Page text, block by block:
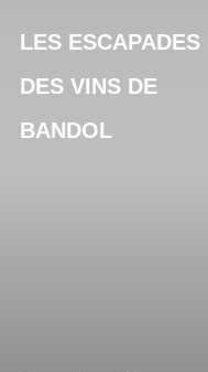
contenu
LES ESCAPADES
DES VINS DE
BANDOL